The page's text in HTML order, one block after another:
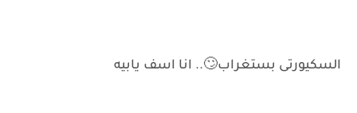
السكيورتى بستغراب🙄.. انا اسف يابيه